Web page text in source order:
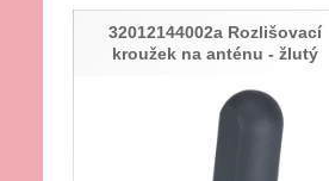
32012144002a Rozlišovací
kroužek na anténu - žlutý